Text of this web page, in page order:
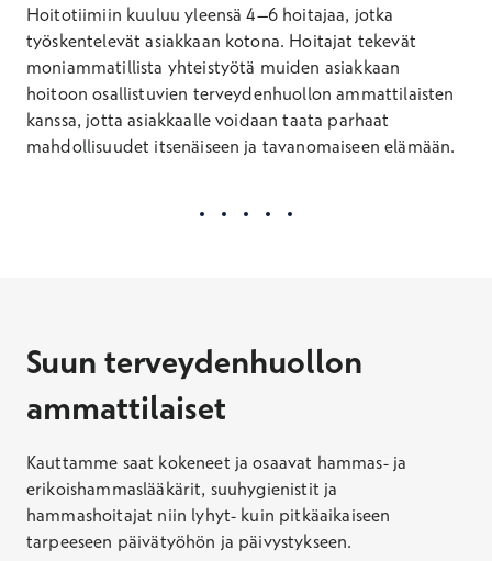
Hoitotiimiin kuuluu yleensä 4–6 hoitajaa, jotka
työskentelevät asiakkaan kotona. Hoitajat tekevät
moniammatillista yhteistyötä muiden asiakkaan
hoitoon osallistuvien terveydenhuollon ammattilaisten
kanssa, jotta asiakkaalle voidaan taata parhaat
mahdollisuudet itsenäiseen ja tavanomaiseen elämään.
Suun terveydenhuollon
ammattilaiset
Kauttamme saat kokeneet ja osaavat hammas- ja
erikoishammaslääkärit, suuhygienistit ja
hammashoitajat niin lyhyt- kuin pitkäaikaiseen
tarpeeseen päivätyöhön ja päivystykseen.